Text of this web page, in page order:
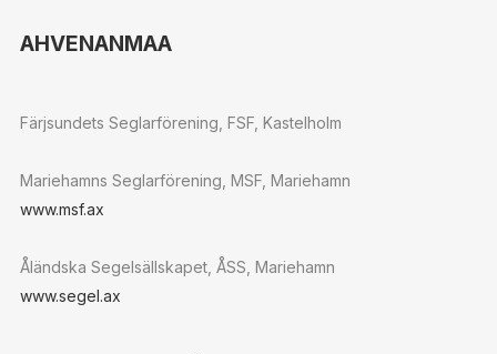
AHVENANMAA
Färjsundets Seglarförening, FSF, Kastelholm
Mariehamns Seglarförening, MSF, Mariehamn
www.msf.ax
Åländska Segelsällskapet, ÅSS, Mariehamn
www.segel.ax